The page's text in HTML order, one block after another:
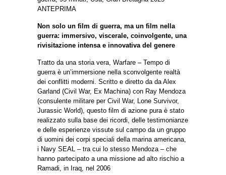
ANTEPRIMA
Non solo un film di guerra, ma un film nella
guerra: immersivo, viscerale, coinvolgente, una
rivisitazione intensa e innovativa del genere
Tratto da una storia vera, Warfare – Tempo di
guerra è un’immersione nella sconvolgente realtà
dei conflitti moderni. Scritto e diretto da da Alex
Garland (Civil War, Ex Machina) con Ray Mendoza
(consulente militare per Civil War, Lone Survivor,
Jurassic World), questo film di azione pura è stato
realizzato sulla base dei ricordi, delle testimonianze
e delle esperienze vissute sul campo da un gruppo
di uomini dei corpi speciali della marina americana,
i Navy SEAL – tra cui lo stesso Mendoza – che
hanno partecipato a una missione ad alto rischio a
Ramadi, in Iraq, nel 2006